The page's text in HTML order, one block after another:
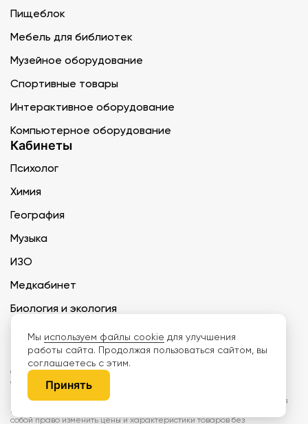
Пищеблок
Мебель для библиотек
Музейное оборудование
Спортивные товары
Интерактивное оборудование
Компьютерное оборудование
Кабинеты
Психолог
Химия
География
Музыка
ИЗО
Медкабинет
Биология и экология
Технология
ООО «Дети наше будущее» ИНН 6671165273 ОГРН 1216600030250 КПП
667101001 БИК 046577674
Информация на сайте не является публичной офертой. Изображения
могут отличаться от поставляемых товаров. Поставщик оставляет за
собой право изменить цены и характеристики товаров без
Мы используем файлы cookie для улучшения
работы сайта. Продолжая пользоваться сайтом, вы
соглашаетесь с этим.
Принять